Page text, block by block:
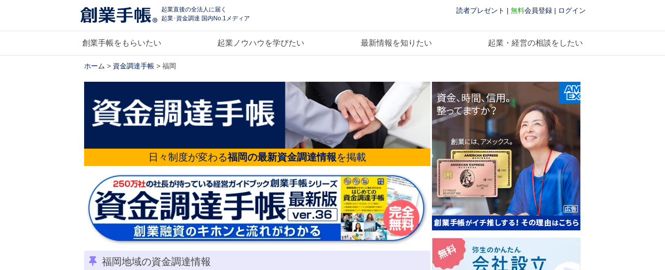
起業直後の全法人に届く
起業･資金調達 国内No.1メディア
読者プレゼント | 無料会員登録 | ログイン
創業手帳をもらいたい 起業ノウハウを学びたい 最新情報を知りたい 起業・経営の相談をしたい
ホーム > 資金調達手帳 > 福岡
日々制度が変わる福岡の最新資金調達情報を掲載
福岡地域の資金調達情報